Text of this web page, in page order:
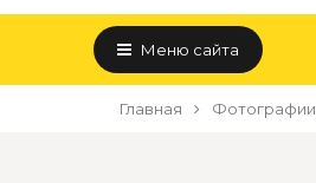
Меню сайта
Главная